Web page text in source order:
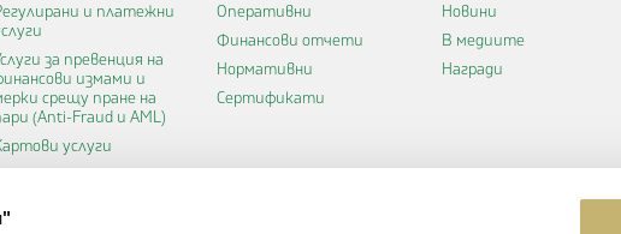
и платежни
за превенция на
измами и
срещу пране на
(Anti-Fraud и AML)
услуги
Оперативни
Финансови отчети
Нормативни
Сертификати
Новини
В медиите
Награди